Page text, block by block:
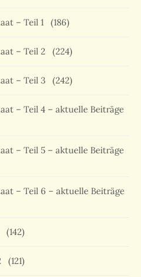
– Teil 1 (186)
– Teil 2 (224)
– Teil 3 (242)
– Teil 4 – aktuelle Beiträge
– Teil 5 – aktuelle Beiträge
– Teil 6 – aktuelle Beiträge
(142)
(121)